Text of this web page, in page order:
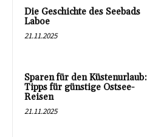
Die Geschichte des Seebads
Laboe
21.11.2025
Sparen für den Küstenurlaub:
Tipps für günstige Ostsee-
Reisen
21.11.2025